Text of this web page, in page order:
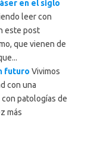
en el siglo
leer con
este post
que vienen de
futuro Vivimos
con una
patologías de
más